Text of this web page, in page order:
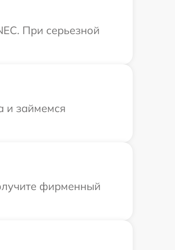
При серьезной
и займемся
фирменный